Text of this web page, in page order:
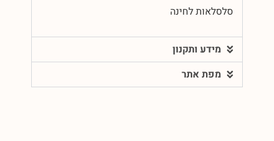
סלסלאות לחינה
מידע ותקנון
מפת אתר